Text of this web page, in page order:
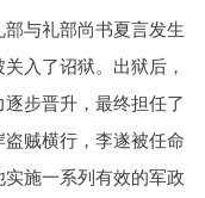
与礼部尚书夏言发生
入了诏狱。出狱后，
步晋升，最终担任了
贼横行，李遂被任命
施一系列有效的军政